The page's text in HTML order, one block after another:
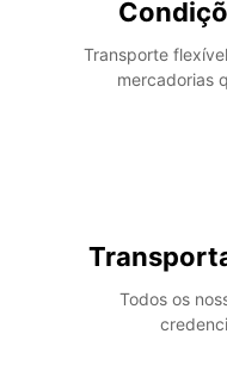
Transporte
mercadorias
Todos os